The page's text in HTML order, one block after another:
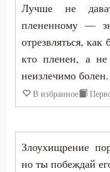
Воля
Воплощение
Воскресение
Высокомерие
Григорий Синаит
Григорий
Димитрий
Епифаний
Лучше не
плененному —
отрезвляться,
кто пленен, а
неизлечимо болен.
В избранное
Злоухищрение
но ты побеждай